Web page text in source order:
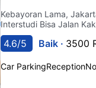
Kebayoran Lama,
Interstudi Bisa Jalan
4.6/5 Baik · 3500
Car ParkingReception